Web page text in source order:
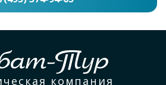
Тур
компания